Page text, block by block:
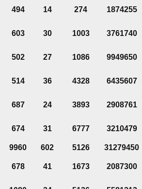
494 14 274 1874255
603 30 1003 3761740
502 27 1086 9949650
514 36 4328 6435607
687 24 3893 2908761
674 31 6777 3210479
9960 602 5126
31279450
678 41 1673 2087300